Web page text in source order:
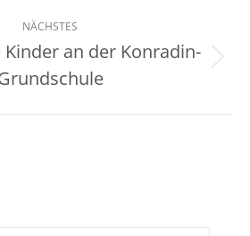
NÄCHSTES
Beitrag:
an der Konradin-